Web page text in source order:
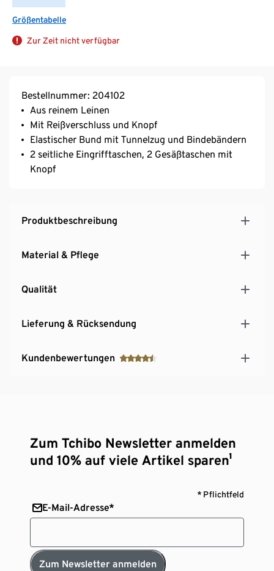
Größentabelle
Zur Zeit nicht verfügbar
Bestellnummer: 204102
Aus reinem Leinen
Mit Reißverschluss und Knopf
Elastischer Bund mit Tunnelzug und Bindebändern
2 seitliche Eingrifftaschen, 2 Gesäßtaschen mit
Knopf
Produktbeschreibung
Material & Pflege
Qualität
Lieferung & Rücksendung
Kundenbewertungen
Zum Tchibo Newsletter anmelden
und 10% auf viele Artikel sparen¹
* Pflichtfeld
E-Mail-Adresse*
Zum Newsletter anmelden